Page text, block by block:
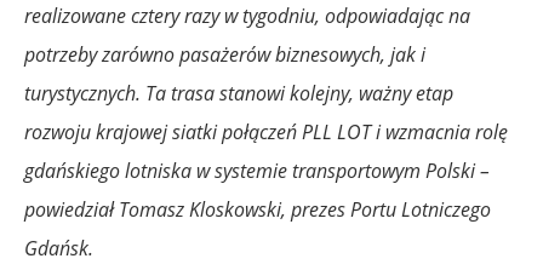
realizowane cztery razy w tygodniu, odpowiadając na
potrzeby zarówno pasażerów biznesowych, jak i
turystycznych. Ta trasa stanowi kolejny, ważny etap
rozwoju krajowej siatki połączeń PLL LOT i wzmacnia rolę
gdańskiego lotniska w systemie transportowym Polski –
powiedział Tomasz Kloskowski, prezes Portu Lotniczego
Gdańsk.